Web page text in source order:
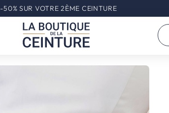
-50% SUR VOTRE 2ÈME CEINTURE